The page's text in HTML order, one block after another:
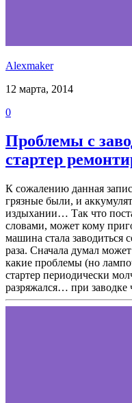
Alexmaker
12 марта, 2014
0
Проблемы с
стартер
К сожалению данная
грязные были, и
издыхании… Так что
словами, может кому
машина стала заводиться
раза. Сначала думал
какие проблемы (но
стартер периодически
разряжался… при заводке